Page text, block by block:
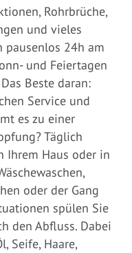
Rohrbrüche,
und vieles
pausenlos 24h am
und Feiertagen
Beste daran:
Service und
es zu einer
Täglich
Ihrem Haus oder in
oder der Gang
spülen Sie
den Abfluss. Dabei
Seife, Haare,